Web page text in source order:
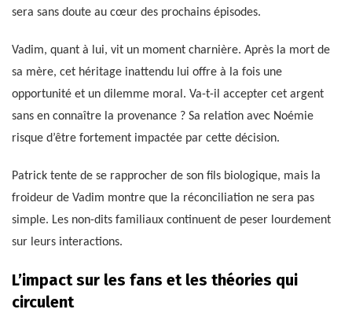
sera sans doute au cœur des prochains épisodes.
Vadim, quant à lui, vit un moment charnière. Après la mort de
sa mère, cet héritage inattendu lui offre à la fois une
opportunité et un dilemme moral. Va-t-il accepter cet argent
sans en connaître la provenance ? Sa relation avec Noémie
risque d’être fortement impactée par cette décision.
Patrick tente de se rapprocher de son fils biologique, mais la
froideur de Vadim montre que la réconciliation ne sera pas
simple. Les non-dits familiaux continuent de peser lourdement
sur leurs interactions.
L’impact sur les fans et les théories qui
circulent